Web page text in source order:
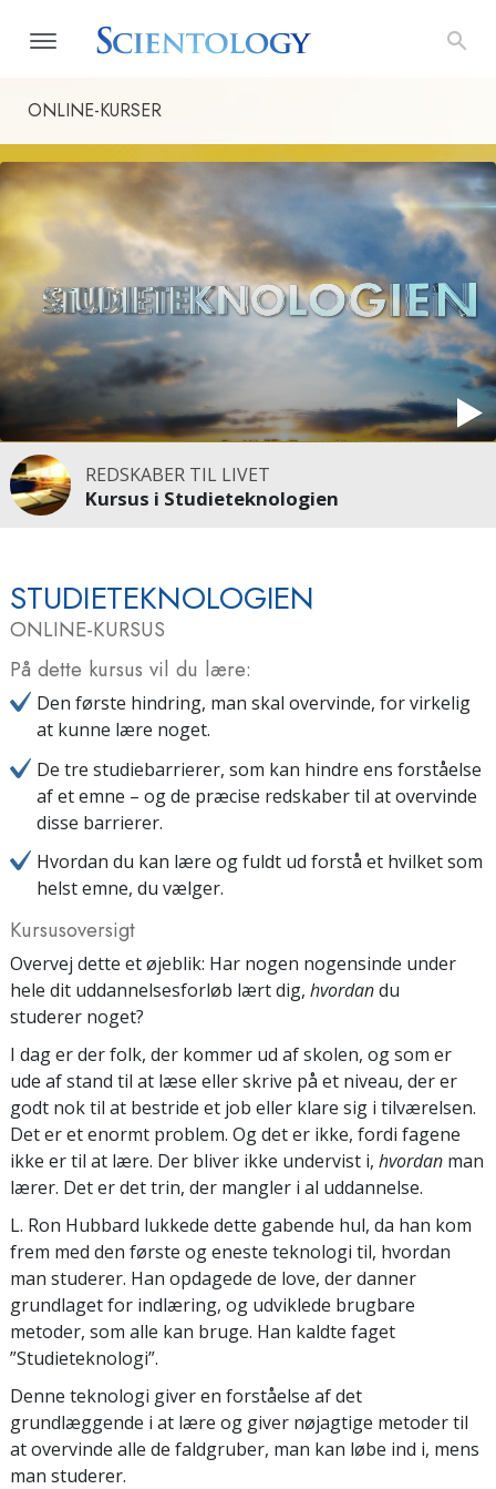
ONLINE-KURSER
REDSKABER TIL LIVET
Kursus i Studieteknologien
STUDIETEKNOLOGIEN
ONLINE-KURSUS
På dette kursus vil du lære:
Den første hindring, man skal overvinde, for virkelig
at kunne lære noget.
De tre studiebarrierer, som kan hindre ens forståelse
af et emne – og de præcise redskaber til at overvinde
disse barrierer.
Hvordan du kan lære og fuldt ud forstå et hvilket som
helst emne, du vælger.
Kursusoversigt
Overvej dette et øjeblik: Har nogen nogensinde under
hele dit uddannelsesforløb lært dig, hvordandu
studerer noget?
I dag er der folk, der kommer ud af skolen, og som er
ude af stand til at læse eller skrive på et niveau, der er
godt nok til at bestride et job eller klare sig i tilværelsen.
Det er et enormt problem. Og det er ikke, fordi fagene
ikke er til at lære. Der bliver ikke undervist i, hvordan man
lærer. Det er det trin, der mangler i al uddannelse.
L. Ron Hubbard lukkede dette gabende hul, da han kom
frem med den første og eneste teknologi til, hvordan
man studerer. Han opdagede de love, der danner
grundlaget for indlæring, og udviklede brugbare
metoder, som alle kan bruge. Han kaldte faget
”Studieteknologi”.
Denne teknologi giver en forståelse af det
grundlæggende i at lære og giver nøjagtige metoder til
at overvinde alle de faldgruber, man kan løbe ind i, mens
man studerer.